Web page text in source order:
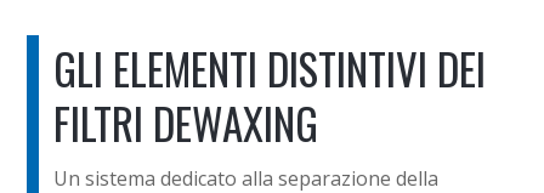
GLI ELEMENTI DISTINTIVI DEI
FILTRI DEWAXING
Un sistema dedicato alla separazione della